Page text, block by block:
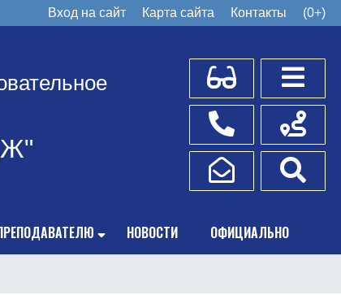
Вход на сайт Карта сайта Контакты (0+)
Для слабовидящих
Телефоны
Написать обращение
Схема
НОВОСТИ ОФИЦИАЛЬНО